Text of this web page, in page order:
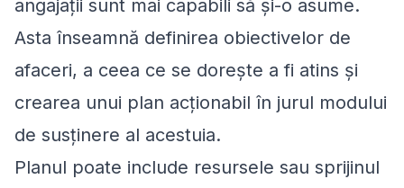
angajații sunt mai capabili să și-o asume.
Asta înseamnă definirea obiectivelor de
afaceri, a ceea ce se dorește a fi atins și
crearea unui plan acționabil în jurul modului
de susținere al acestuia.
Planul poate include resursele sau sprijinul